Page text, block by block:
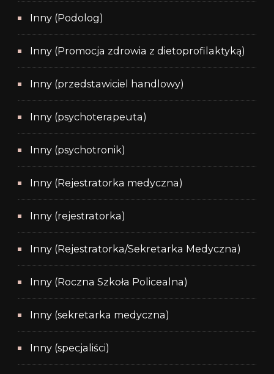
Inny (Podolog)
Inny (Promocja zdrowia z dietoprofilaktyką)
Inny (przedstawiciel handlowy)
Inny (psychoterapeuta)
Inny (psychotronik)
Inny (Rejestratorka medyczna)
Inny (rejestratorka)
Inny (Rejestratorka/Sekretarka Medyczna)
Inny (Roczna Szkoła Policealna)
Inny (sekretarka medyczna)
Inny (specjaliści)